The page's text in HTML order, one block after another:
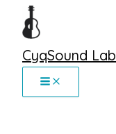
Перейти
CyqSound Lab